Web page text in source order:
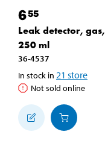
655
Leak detector, gas,
250 ml
36-4537
In stock in 21 store
Not sold online